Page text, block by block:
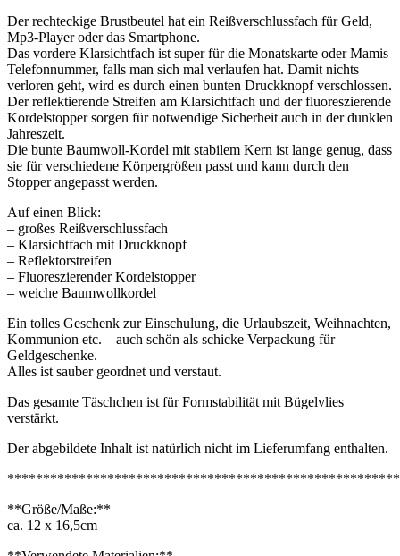
Der rechteckige Brustbeutel hat ein Reißverschlussfach für Geld,
Mp3-Player oder das Smartphone.
Das vordere Klarsichtfach ist super für die Monatskarte oder Mamis
Telefonnummer, falls man sich mal verlaufen hat. Damit nichts
verloren geht, wird es durch einen bunten Druckknopf verschlossen.
Der reflektierende Streifen am Klarsichtfach und der fluoreszierende
Kordelstopper sorgen für notwendige Sicherheit auch in der dunklen
Jahreszeit.
Die bunte Baumwoll-Kordel mit stabilem Kern ist lange genug, dass
sie für verschiedene Körpergrößen passt und kann durch den
Stopper angepasst werden.
Auf einen Blick:
– großes Reißverschlussfach
– Klarsichtfach mit Druckknopf
– Reflektorstreifen
– Fluoreszierender Kordelstopper
– weiche Baumwollkordel
Ein tolles Geschenk zur Einschulung, die Urlaubszeit, Weihnachten,
Kommunion etc. – auch schön als schicke Verpackung für
Geldgeschenke.
Alles ist sauber geordnet und verstaut.
Das gesamte Täschchen ist für Formstabilität mit Bügelvlies
verstärkt.
Der abgebildete Inhalt ist natürlich nicht im Lieferumfang enthalten.
**Größe/Maße:**
ca. 12 x 16,5cm